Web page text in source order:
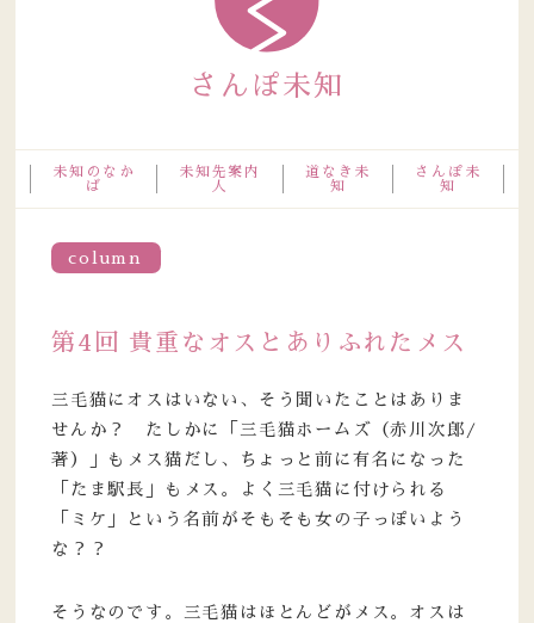
さんぽ未知
未知のなか
ば
未知先案内
人
道なき未
知
さんぽ未
知
column
第4回 貴重なオスとありふれたメス
三毛猫にオスはいない、そう聞いたことはありま
せんか？ たしかに「三毛猫ホームズ（赤川次郎/
著）」もメス猫だし、ちょっと前に有名になった
「たま駅長」もメス。よく三毛猫に付けられる
「ミケ」という名前がそもそも女の子っぽいよう
な？？
そうなのです。三毛猫はほとんどがメス。オスは